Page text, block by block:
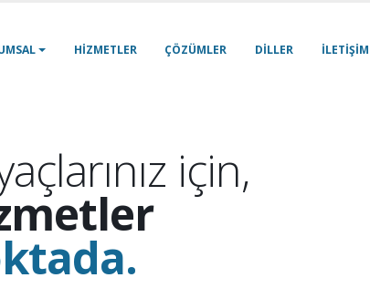
HIZMETLER ÇÖZÜMLER DILLER İLETIŞIM
için,